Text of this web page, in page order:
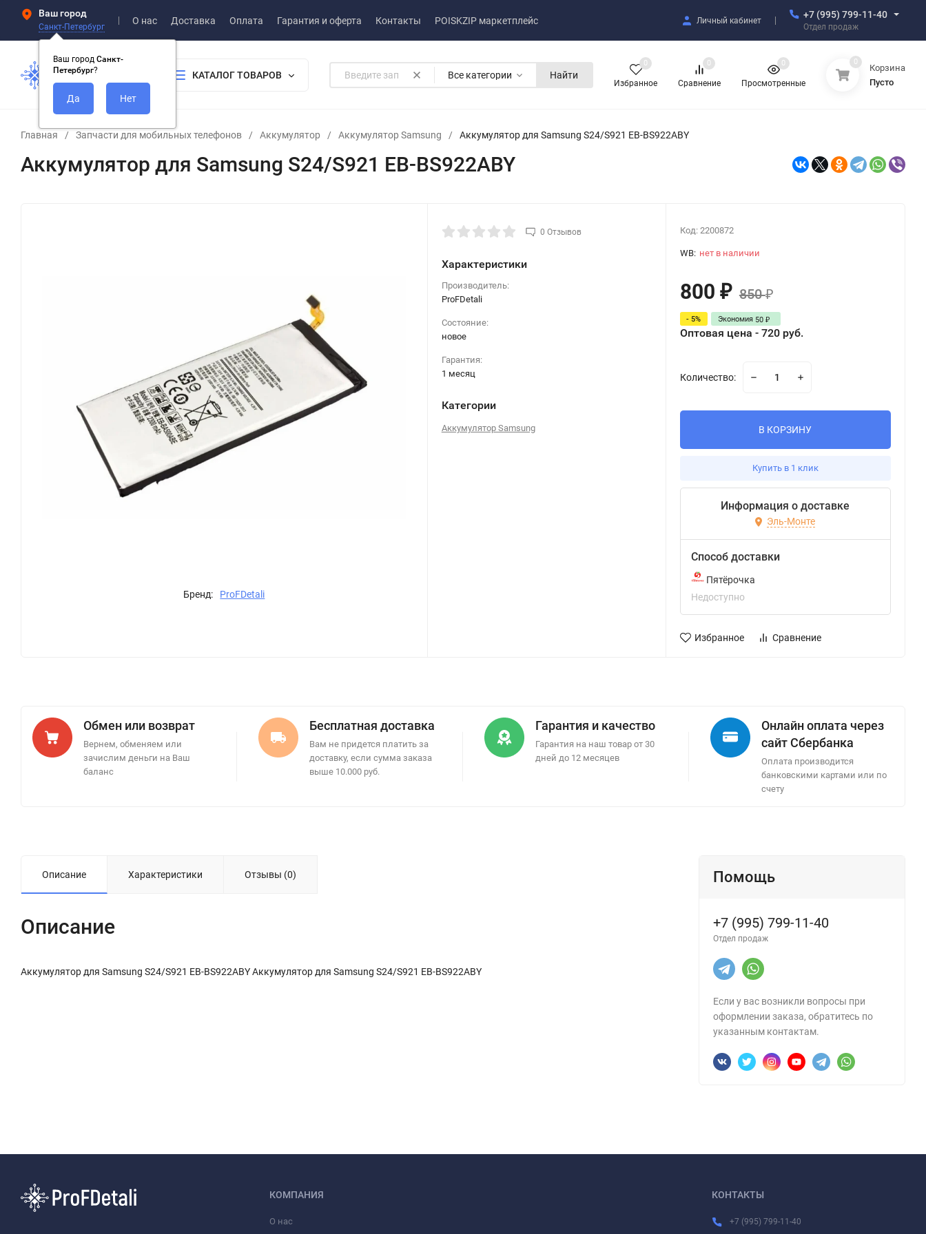
Ваш город
Санкт-Петербург
Ваш город Санкт-
Петербург?
О нас Доставка Оплата Гарантия и оферта Контакты POISKZIP маркетплейс Личный кабинет
+7 (995) 799-11-40
Отдел продаж
КАТАЛОГ ТОВАРОВ Все категории Найти
Избранное
0
Сравнение
0
Просмотренные
0 0
Корзина
Пусто
Главная / Запчасти для мобильных телефонов / Аккумулятор / Аккумулятор Samsung / Аккумулятор для Samsung S24/S921 EB-BS922ABY
Аккумулятор для Samsung S24/S921 EB-BS922ABY
Бренд: ProFDetali
0 Отзывов
Характеристики
Производитель:
ProFDetali
Состояние:
новое
Гарантия:
1 месяц
Категории
Аккумулятор Samsung
Код: 2200872
WB: нет в наличии
800 ₽ 850₽
- 5% Экономия 50 ₽
Оптовая цена - 720 руб.
Количество:
В КОРЗИНУ
Купить в 1 клик
Информация о доставке
Эль-Монте
Способ доставки
Пятёрочка
Недоступно
Избранное Сравнение
Обмен или возврат
Вернем, обменяем или
зачислим деньги на Ваш
баланс
Бесплатная доставка
Вам не придется платить за
доставку, если сумма заказа
выше 10.000 руб.
Гарантия и качество
Гарантия на наш товар от 30
дней до 12 месяцев
Онлайн оплата через
сайт Сбербанка
Оплата производится
банковскими картами или по
счету
Описание Характеристики Отзывы (0)
Описание
Аккумулятор для Samsung S24/S921 EB-BS922ABY Аккумулятор для Samsung S24/S921 EB-BS922ABY
Помощь
+7 (995) 799-11-40
Отдел продаж
Если у вас возникли вопросы при
оформлении заказа, обратитесь по
указанным контактам.
КОМПАНИЯ
О нас
КОНТАКТЫ
+7 (995) 799-11-40